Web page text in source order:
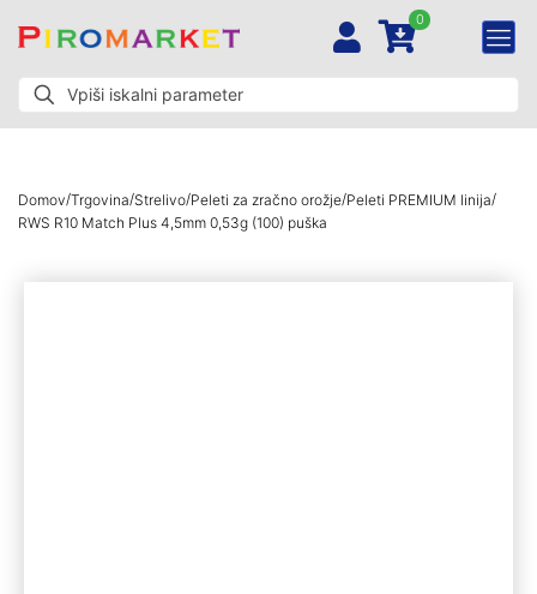
0
Domov/Trgovina/Strelivo/Peleti za zračno orožje/Peleti PREMIUM linija/
RWS R10 Match Plus 4,5mm 0,53g (100) puška